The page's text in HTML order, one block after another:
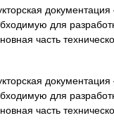
для
часть
для
часть